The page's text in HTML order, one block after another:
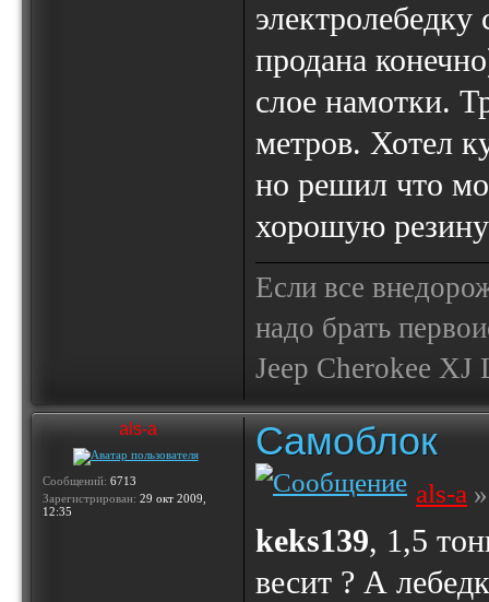
продана
слое намотки.
метров. Хотел
но решил что
хорошую
Если все
надо брать
Jeep Cherokee
als-a
Сообщений: 6713
Зарегистрирован: 29 окт 2009,
12:35
Самоблок
als-a
keks139, 1,5
весит ? А